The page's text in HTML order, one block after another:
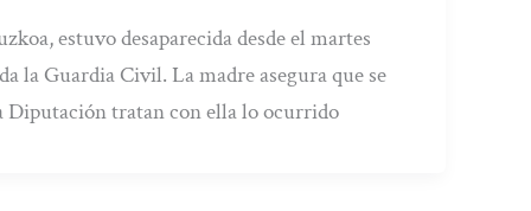
estuvo desaparecida desde el martes
la Guardia Civil. La madre asegura que se
Diputación tratan con ella lo ocurrido